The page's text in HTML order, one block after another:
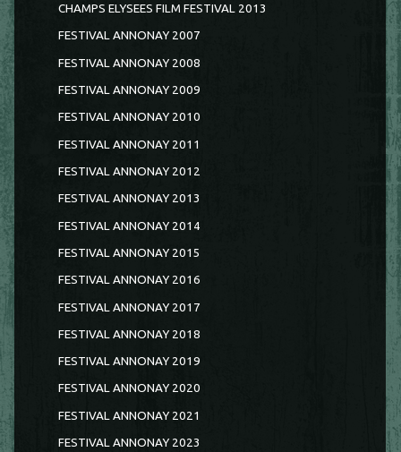
CHAMPS ELYSEES FILM FESTIVAL 2013
FESTIVAL ANNONAY 2007
FESTIVAL ANNONAY 2008
FESTIVAL ANNONAY 2009
FESTIVAL ANNONAY 2010
FESTIVAL ANNONAY 2011
FESTIVAL ANNONAY 2012
FESTIVAL ANNONAY 2013
FESTIVAL ANNONAY 2014
FESTIVAL ANNONAY 2015
FESTIVAL ANNONAY 2016
FESTIVAL ANNONAY 2017
FESTIVAL ANNONAY 2018
FESTIVAL ANNONAY 2019
FESTIVAL ANNONAY 2020
FESTIVAL ANNONAY 2021
FESTIVAL ANNONAY 2023